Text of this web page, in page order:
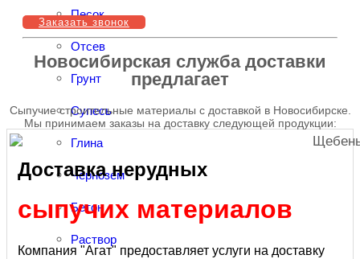
Песок
Отсев
Грунт
Супесь
Глина
Чернозем
Бетон
Раствор
Доставка нерудных
сыпучих материалов
Компания "Агат" предоставляет услуги на доставку
Заказать звонок
Новосибирская служба доставки
предлагает
Сыпучие строительные материалы с доставкой в Новосибирске.
Мы принимаем заказы на доставку следующей продукции: